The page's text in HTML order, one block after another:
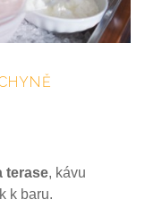
terase, kávu
k baru.